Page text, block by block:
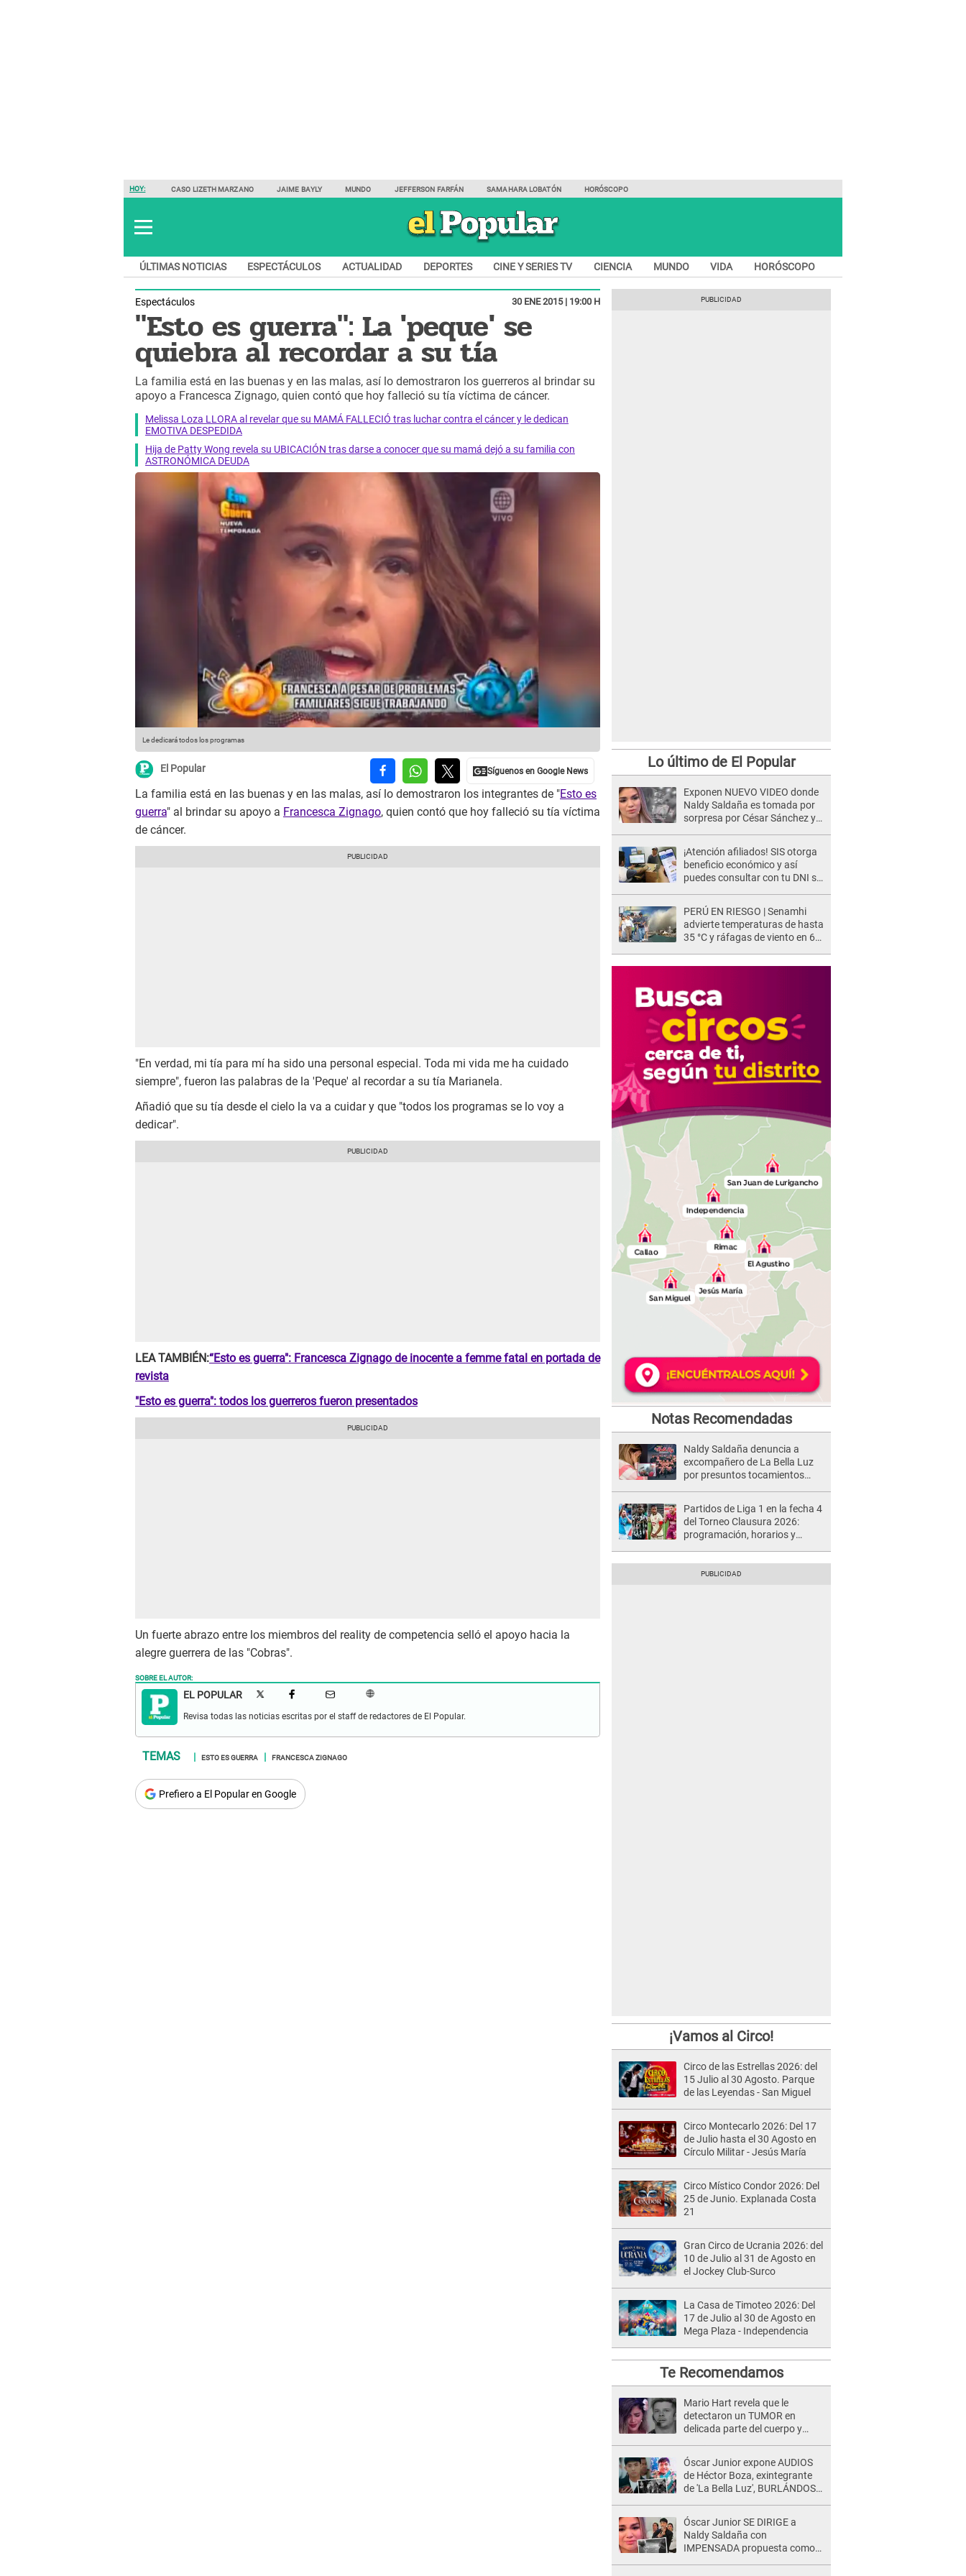
HOY: CASO LIZETH MARZANO JAIME BAYLY MUNDO JEFFERSON FARFÁN SAMAHARA LOBATÓN HORÓSCOPO
ÚLTIMAS NOTICIAS ESPECTÁCULOS ACTUALIDAD DEPORTES CINE Y SERIES TV CIENCIA MUNDO VIDA HORÓSCOPO
Espectáculos 30 ENE 2015 | 19:00 H
"Esto es guerra": La 'peque' se
quiebra al recordar a su tía
La familia está en las buenas y en las malas, así lo demostraron los guerreros al brindar su
apoyo a Francesca Zignago, quien contó que hoy falleció su tía víctima de cáncer.
Melissa Loza LLORA al revelar que su MAMÁ FALLECIÓ tras luchar contra el cáncer y le dedican
EMOTIVA DESPEDIDA
Hija de Patty Wong revela su UBICACIÓN tras darse a conocer que su mamá dejó a su familia con
ASTRONÓMICA DEUDA
Le dedicará todos los programas
El Popular
La familia está en las buenas y en las malas, así lo demostraron los integrantes de "Esto es
guerra" al brindar su apoyo a Francesca Zignago, quien contó que hoy falleció su tía víctima
de cáncer.
"En verdad, mi tía para mí ha sido una personal especial. Toda mi vida me ha cuidado
siempre", fueron las palabras de la 'Peque' al recordar a su tía Marianela.
Añadió que su tía desde el cielo la va a cuidar y que "todos los programas se lo voy a
dedicar".
LEA TAMBIÉN:“Esto es guerra": Francesca Zignago de inocente a femme fatal en portada de
revista
"Esto es guerra": todos los guerreros fueron presentados
Un fuerte abrazo entre los miembros del reality de competencia selló el apoyo hacia la
alegre guerrera de las "Cobras".
SOBRE EL AUTOR:
EL POPULAR
Revisa todas las noticias escritas por el staff de redactores de El Popular.
ESTO ES GUERRA FRANCESCA ZIGNAGO
Prefiero a El Popular en Google
Lo último de El Popular
Exponen NUEVO VIDEO donde
Naldy Saldaña es tomada por
sorpresa por César Sánchez y
¡Atención afiliados! SIS otorga
beneficio económico y así
puedes consultar con tu DNI si
PERÚ EN RIESGO | Senamhi
advierte temperaturas de hasta
35 °C y ráfagas de viento en 6
Notas Recomendadas
Naldy Saldaña denuncia a
excompañero de La Bella Luz
por presuntos tocamientos
Partidos de Liga 1 en la fecha 4
del Torneo Clausura 2026:
programación, horarios y
¡Vamos al Circo!
Circo de las Estrellas 2026: del
15 Julio al 30 Agosto. Parque
de las Leyendas - San Miguel
Circo Montecarlo 2026: Del 17
de Julio hasta el 30 Agosto en
Círculo Militar - Jesús María
Circo Místico Condor 2026: Del
25 de Junio. Explanada Costa
21
Gran Circo de Ucrania 2026: del
10 de Julio al 31 de Agosto en
el Jockey Club-Surco
La Casa de Timoteo 2026: Del
17 de Julio al 30 de Agosto en
Mega Plaza - Independencia
Te Recomendamos
Mario Hart revela que le
detectaron un TUMOR en
delicada parte del cuerpo y
muy fuertes..."
Óscar Junior expone AUDIOS
de Héctor Boza, exintegrante
de 'La Bella Luz', BURLÁNDOSE
de maltrato: "Grábame..."
Óscar Junior SE DIRIGE a
Naldy Saldaña con
IMPENSADA propuesta como